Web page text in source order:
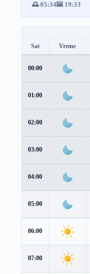
🌅 05:34🌇 19:33
Sat Vreme
00:00
01:00
02:00
03:00
04:00
05:00
06:00
07:00